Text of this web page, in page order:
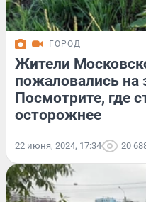
ГОРОД
Жители
пожаловались на
Посмотрите, где
осторожнее
22 июня, 2024, 17:34 20